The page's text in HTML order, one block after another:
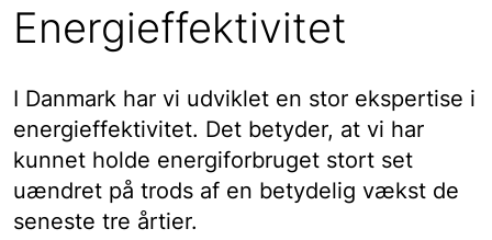
Energieffektivitet
I Danmark har vi udviklet en stor ekspertise i
energieffektivitet. Det betyder, at vi har
kunnet holde energiforbruget stort set
uændret på trods af en betydelig vækst de
seneste tre årtier.